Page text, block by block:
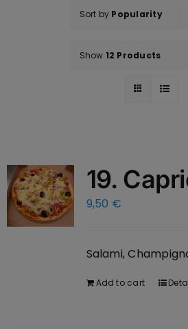
Sort by Popularity
Show 12 Products
19.
9,50 €
Salami,
Add to cart